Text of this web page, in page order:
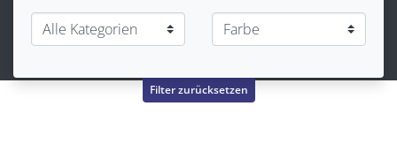
Filter zurücksetzen